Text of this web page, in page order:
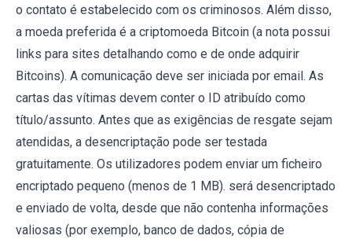
o contato é estabelecido com os criminosos. Além disso,
a moeda preferida é a criptomoeda Bitcoin (a nota possui
links para sites detalhando como e de onde adquirir
Bitcoins). A comunicação deve ser iniciada por email. As
cartas das vítimas devem conter o ID atribuído como
título/assunto. Antes que as exigências de resgate sejam
atendidas, a desencriptação pode ser testada
gratuitamente. Os utilizadores podem enviar um ficheiro
encriptado pequeno (menos de 1 MB). será desencriptado
e enviado de volta, desde que não contenha informações
valiosas (por exemplo, banco de dados, cópia de